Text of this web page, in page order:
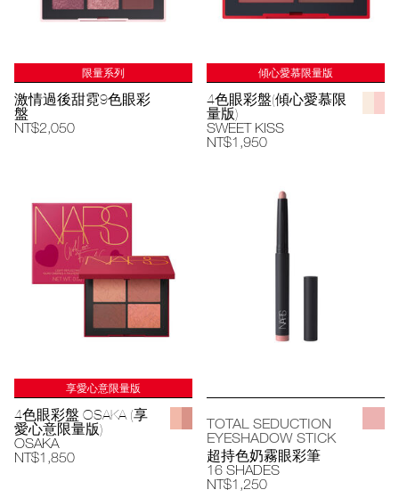
限量系列
激情過後甜霓9色眼彩
盤
NT$2,050
傾心愛慕限量版
4色眼彩盤(傾心愛慕限
量版)
SWEET KISS
NT$1,950
享愛心意限量版
4色眼彩盤 OSAKA (享
愛心意限量版)
OSAKA
NT$1,850
TOTAL SEDUCTION
EYESHADOW STICK
超持色奶霧眼彩筆
16 SHADES
NT$1,250